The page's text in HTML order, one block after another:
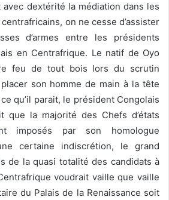
avec dextérité la médiation dans les
centrafricains, on ne cesse d’assister
d’armes entre les présidents
en Centrafrique. Le natif de Oyo
feu de tout bois lors du scrutin
son homme de main à la tête
qu’il parait, le président Congolais
que la majorité des Chefs d’états
imposés par son homologue
certaine indiscrétion, le grand
de la quasi totalité des candidats à
voudrait vaille que vaille
du Palais de la Renaissance soit